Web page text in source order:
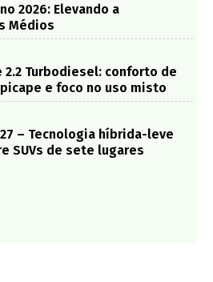
2026: Elevando a
Médios
2.2 Turbodiesel: conforto de
e foco no uso misto
– Tecnologia híbrida-leve
SUVs de sete lugares